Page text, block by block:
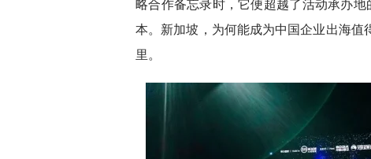
略合作备忘录时，它便超越了活动承办
本。新加坡，为何能成为中国企业出海值
里。